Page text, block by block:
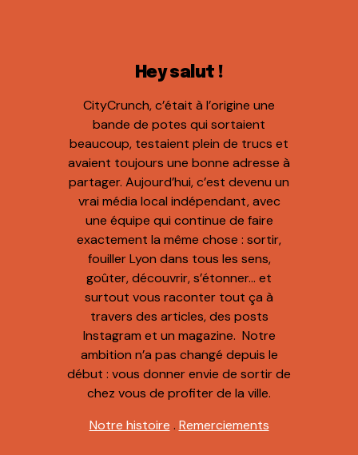
Hey salut !
CityCrunch, c’était à l’origine une
bande de potes qui sortaient
beaucoup, testaient plein de trucs et
avaient toujours une bonne adresse à
partager. Aujourd’hui, c’est devenu un
vrai média local indépendant, avec
une équipe qui continue de faire
exactement la même chose : sortir,
fouiller Lyon dans tous les sens,
goûter, découvrir, s’étonner… et
surtout vous raconter tout ça à
travers des articles, des posts
Instagram et un magazine. Notre
ambition n’a pas changé depuis le
début : vous donner envie de sortir de
chez vous de profiter de la ville.
Notre histoire . Remerciements